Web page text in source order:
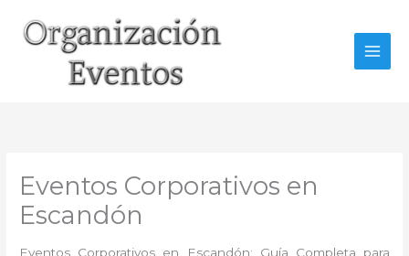
contenido
Eventos Corporativos en
Escandón
Eventos Corporativos en Escandón: Guía Completa para